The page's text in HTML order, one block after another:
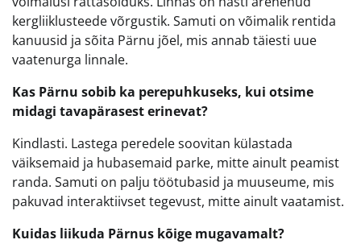
kergliiklusteede võrgustik. Samuti on võimalik rentida
kanuusid ja sõita Pärnu jõel, mis annab täiesti uue
vaatenurga linnale.
Kas Pärnu sobib ka perepuhkuseks, kui otsime
midagi tavapärasest erinevat?
Kindlasti. Lastega peredele soovitan külastada
väiksemaid ja hubasemaid parke, mitte ainult peamist
randa. Samuti on palju töötubasid ja muuseume, mis
pakuvad interaktiivset tegevust, mitte ainult vaatamist.
Kuidas liikuda Pärnus kõige mugavamalt?